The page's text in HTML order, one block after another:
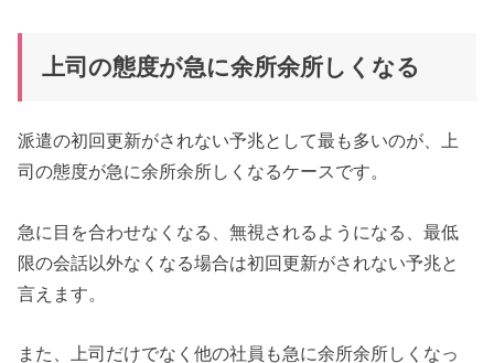
上司の態度が急に余所余所しくなる
派遣の初回更新がされない予兆として最も多いのが、上
司の態度が急に余所余所しくなるケースです。
急に目を合わせなくなる、無視されるようになる、最低
限の会話以外なくなる場合は初回更新がされない予兆と
言えます。
また、上司だけでなく他の社員も急に余所余所しくなっ